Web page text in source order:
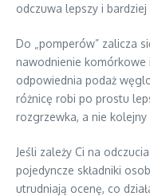
odczuwa lepszy i
Do „pomperów” zalicza
nawodnienie komórkowe
odpowiednia podaż
różnicę robi po prostu
rozgrzewka, a nie kolejny
Jeśli zależy Ci na
pojedyncze składniki
utrudniają ocenę, co